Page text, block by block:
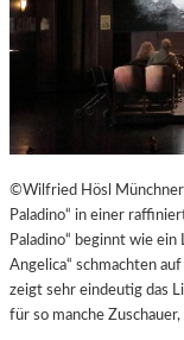
©Wilfried Hösl
Paladino“ in einer
Paladino“ beginnt wie
Angelica“ schmachten
zeigt sehr eindeutig das
für so manche